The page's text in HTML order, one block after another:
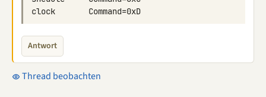
Antwort
Thread beobachten